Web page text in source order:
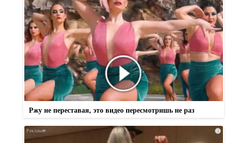
Ржу не переставая, это видео пересмотришь не раз
i